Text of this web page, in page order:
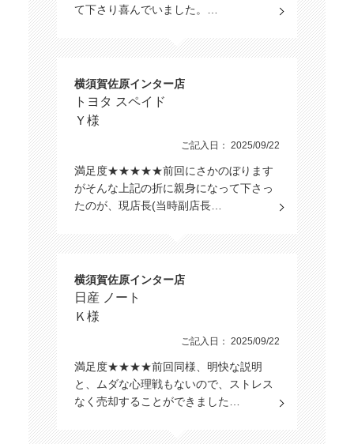
て下さり喜んでいました。…
横須賀佐原インター店
トヨタ スペイド
Ｙ様
ご記入日： 2025/09/22
満足度★★★★★前回にさかのぼります
がそんな上記の折に親身になって下さっ
たのが、現店長(当時副店長…
横須賀佐原インター店
日産 ノート
Ｋ様
ご記入日： 2025/09/22
満足度★★★★前回同様、明快な説明
と、ムダな心理戦もないので、ストレス
なく売却することができました…